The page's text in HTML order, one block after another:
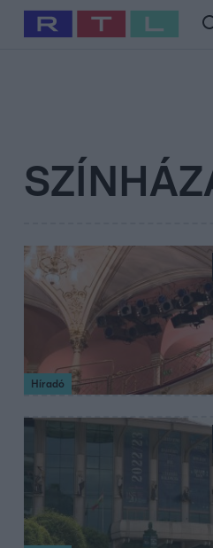
Babits Marcella Szellő
Híradó